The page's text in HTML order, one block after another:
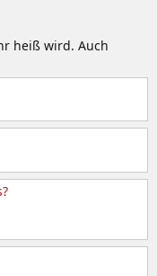
heiß wird. Auch